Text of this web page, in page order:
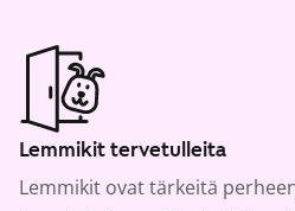
Lemmikit tervetulleita
Lemmikit ovat tärkeitä